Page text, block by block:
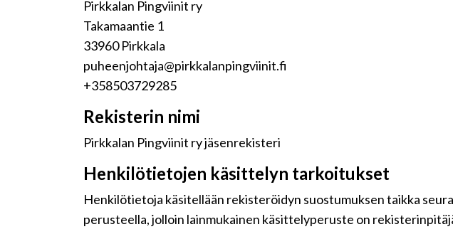
Pirkkalan Pingviinit ry
Takamaantie 1
33960 Pirkkala
puheenjohtaja@pirkkalanpingviinit.fi
+358503729285
Rekisterin nimi
Pirkkalan Pingviinit ry jäsenrekisteri
Henkilötietojen käsittelyn tarkoitukset
Henkilötietoja käsitellään rekisteröidyn suostumuksen taikka
perusteella, jolloin lainmukainen käsittelyperuste on